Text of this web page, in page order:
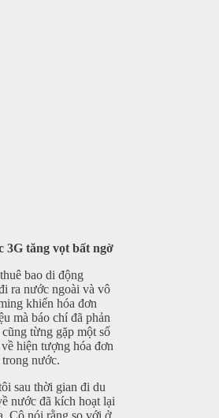
3G tăng vọt bất ngờ
bao di động
ra nước ngoài và vô
khiến hóa đơn
mà báo chí đã phản
từng gặp một số
hiện tượng hóa đơn
nước.
sau thời gian đi du
nước đã kích hoạt lại